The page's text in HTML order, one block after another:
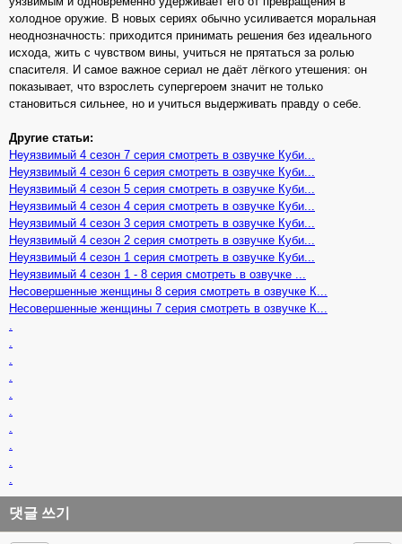
холодное оружие. В новых сериях обычно усиливается моральная
неоднозначность: приходится принимать решения без идеального
исхода, жить с чувством вины, учиться не прятаться за ролью
спасителя. И самое важное сериал не даёт лёгкого утешения: он
показывает, что взрослеть супергероем значит не только
становиться сильнее, но и учиться выдерживать правду о себе.
Другие статьи:
Неуязвимый 4 сезон 7 серия смотреть в озвучке Куби...
Неуязвимый 4 сезон 6 серия смотреть в озвучке Куби...
Неуязвимый 4 сезон 5 серия смотреть в озвучке Куби...
Неуязвимый 4 сезон 4 серия смотреть в озвучке Куби...
Неуязвимый 4 сезон 3 серия смотреть в озвучке Куби...
Неуязвимый 4 сезон 2 серия смотреть в озвучке Куби...
Неуязвимый 4 сезон 1 серия смотреть в озвучке Куби...
Неуязвимый 4 сезон 1 - 8 серия смотреть в озвучке ...
Несовершенные женщины 8 серия смотреть в озвучке К...
Несовершенные женщины 7 серия смотреть в озвучке К...
댓글 쓰기